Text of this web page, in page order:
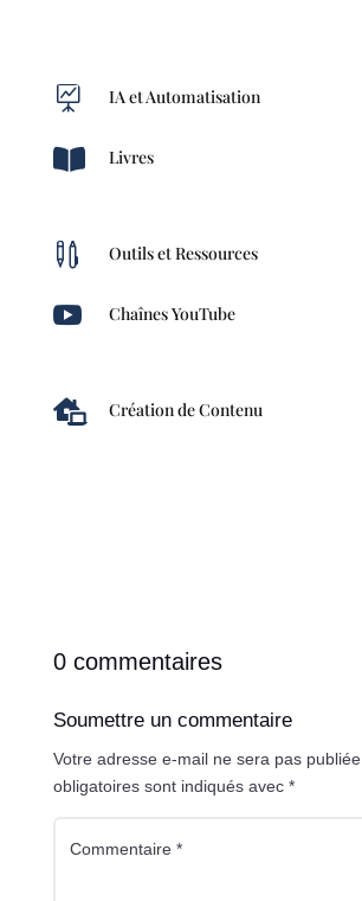
 IA et Automatisation
 Livres
 Outils et Ressources
 Chaînes YouTube
 Création de Contenu
0 commentaires
Soumettre un commentaire
Votre adresse e-mail ne sera pas publiée.
obligatoires sont indiqués avec *